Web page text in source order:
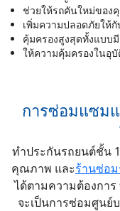
เต็มจำนวน สำหรับ
ตกลงกับทางบริษัท)
กรมธรรม์ใหม่ หากเ
3. รับประกันของต
ส่งมาขาดอุปกรถม์ไ
เกอร์ซึ่งน้องก็ส่งเรื่
วิริยะก็ออกใบแนบท้
จบการรีวิว หวังว่าจ
ท่านอื่น
ช่วยให้รถคันใหม่ของ
เพิ่มความปลอดภัยให้
คุ้มครองสูงสุดทั้งแบบ
ให้ความคุ้มครองในอุ
การซ่อมแซม
ทำประกันรถยนต์ชั้น
คุณภาพ และร้านซ่อ
ได้ตามความต้องกา
จะเป็นการซ่อมศูนย์